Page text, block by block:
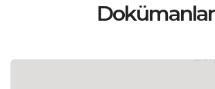
Dokümanlar